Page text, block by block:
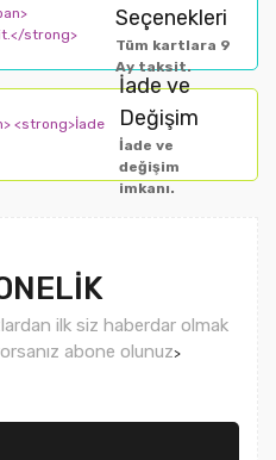
Seçenekleri
Tüm kartlara 9
Ay taksit.
İade ve
Değişim
İade ve
değişim
imkanı.
ilk siz haberdar olmak
abone olunuz>